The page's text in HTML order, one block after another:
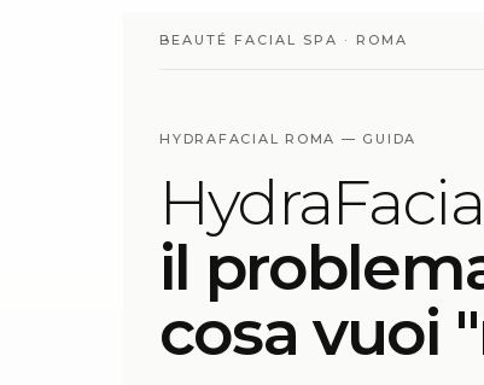
BEAUTÉ FACIAL SPA · ROMA
HYDRAFACIAL ROMA — GUIDA
il
cosa vuoi